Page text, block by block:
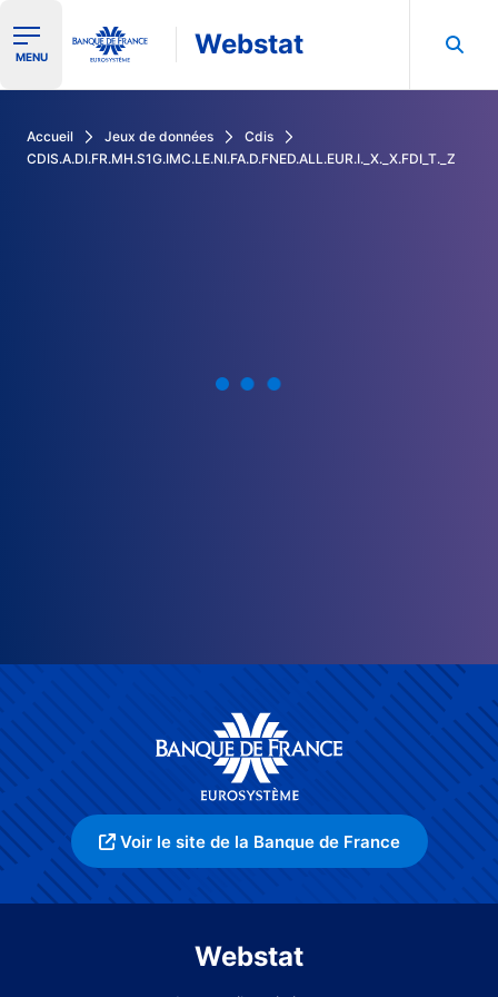
Ouvrir le menu de navigation
MENU Webstat
Accueil Jeux de données
Cdis
CDIS.A.DI.FR.MH.S1G.IMC.LE.NI.FA.D.FNED.ALL.EUR.I._X._X.FDI_T._Z
Voir le site de la Banque de France
Webstat